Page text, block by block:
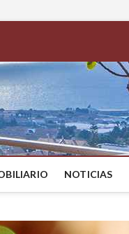
NOTICIAS